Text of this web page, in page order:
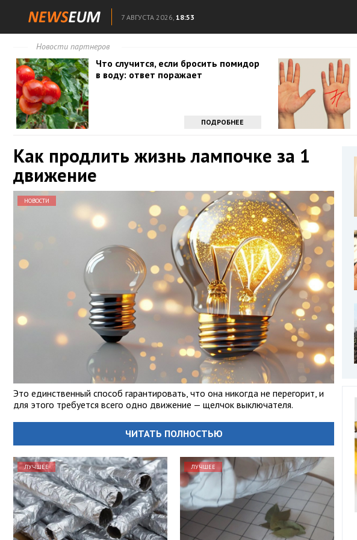
7 АВГУСТА 2026, 18:53
Новости партнеров
Что случится, если бросить помидор
в воду: ответ поражает
ПОДРОБНЕЕ
Как продлить жизнь лампочке за 1
движение
НОВОСТИ
Это единственный способ гарантировать, что она никогда не перегорит, и
для этого требуется всего одно движение — щелчок выключателя.
ЧИТАТЬ ПОЛНОСТЬЮ
ЛУЧШЕЕ ЛУЧШЕЕ